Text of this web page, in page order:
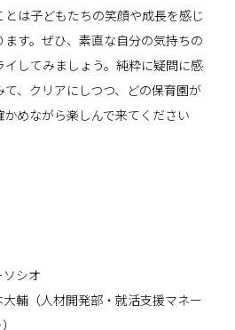
は子どもたちの笑顔や成長を感じ
す。ぜひ、素直な自分の気持ちの
イしてみましょう。純粋に疑問に感
、クリアにしつつ、どの保育園が
めながら楽しんで来てください
ソシオ
輔（人材開発部・就活支援マネー